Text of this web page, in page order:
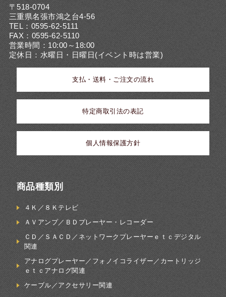
〒518-0704
三重県名張市鴻之台4-56
TEL：0595-62-5111
FAX：0595-62-5110
営業時間：10:00～18:00
定休日：水曜日・日曜日(イベント時は営業)
支払・送料・ご注文の流れ
特定商取引法の表記
個人情報保護方針
商品種類別
４Ｋ／８Ｋテレビ
ＡＶアンプ／ＢＤプレーヤー・レコーダー
ＣＤ／ＳＡＣＤ／ネットワークプレーヤーｅｔｃデジタル
関連
アナログプレーヤー／フォノイコライザー／カートリッジ
ｅｔｃアナログ関連
ケーブル／アクセサリー関連